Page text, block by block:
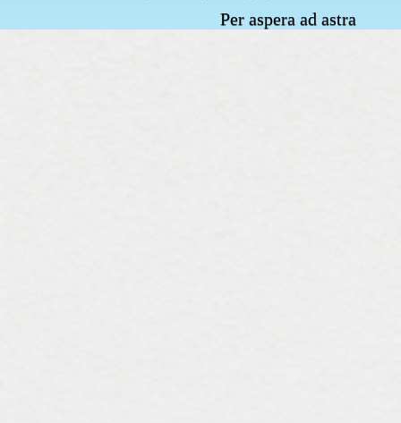
Per aspera ad astra